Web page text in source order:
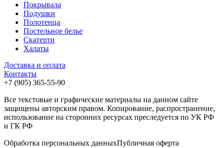
Покрывала
Подушки
Полотенца
Постельное белье
Скатерти
Халаты
Доставка и оплата
Контакты
+7 (905) 365-55-90
Все текстовые и графические материалы на данном сайте
защищены авторским правом. Копирование, распространение,
использование на сторонних ресурсах преследуется по УК РФ
и ГК РФ
Обработка персональных данныхПубличная оферта